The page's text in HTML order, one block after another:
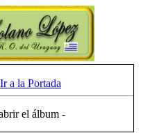
Ir a la Portada
el álbum -